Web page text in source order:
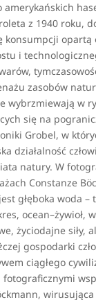
amerykańskich
z 1940 roku,
konsumpcji opartą
i
zasobów
wybrzmiewają w
się na
Grobel, w
działalność
natury. W
Constanze
głęboka woda –
ocean–żywioł,
życiodajne siły,
gospodarki
ciągłego